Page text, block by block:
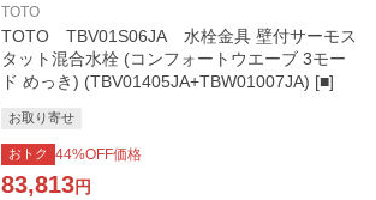
TOTO
TOTO TBV01S06JA 水栓金具 壁付サーモス
タット混合水栓 (コンフォートウエーブ 3モー
ド めっき) (TBV01405JA+TBW01007JA) [■]
お取り寄せ
おトク 44%OFF価格
83,813円